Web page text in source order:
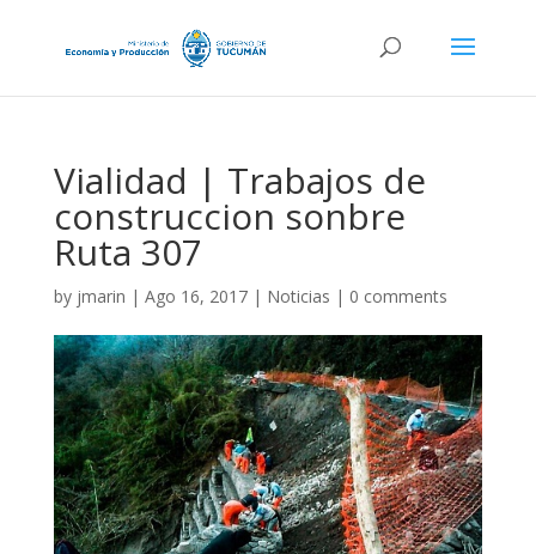
Vialidad | Trabajos de
construccion sonbre
Ruta 307
by jmarin | Ago 16, 2017| Noticias | 0 comments